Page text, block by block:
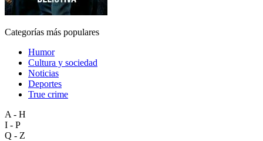
Categorías más populares
Humor
Cultura y sociedad
Noticias
Deportes
True crime
A - H
I - P
Q - Z